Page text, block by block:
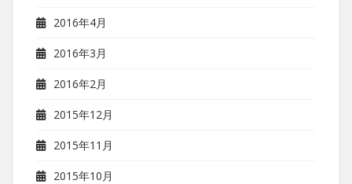
2016年4月
2016年3月
2016年2月
2015年12月
2015年11月
2015年10月